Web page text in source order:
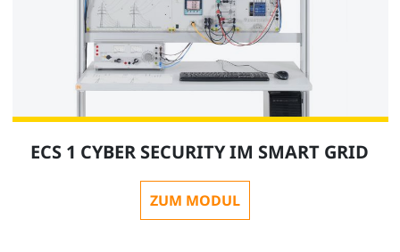
ECS 1 CYBER SECURITY IM SMART GRID
ZUM MODUL